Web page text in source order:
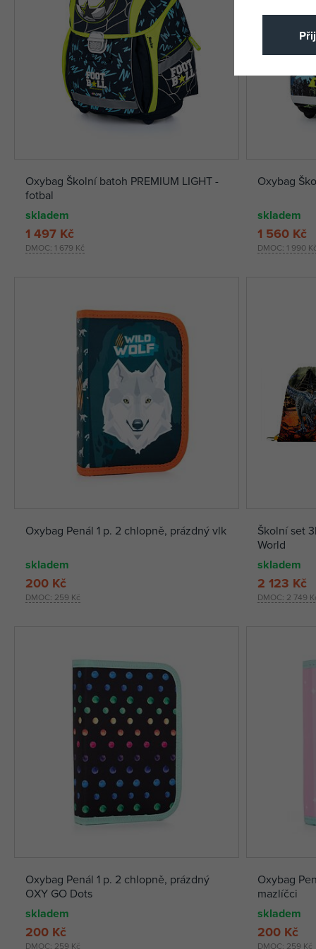
Oxybag Školní batoh PREMIUM LIGHT -
fotbal
skladem
DMOC: 1 679 Kč
1 497 Kč
Oxybag
skladem
DMOC: 1 990 Kč
1 560 Kč
Oxybag Penál 1 p. 2 chlopně, prázdný vlk
skladem
DMOC: 259 Kč
200 Kč
Školní set
World
skladem
DMOC: 2 749
2 123 Kč
Oxybag Penál 1 p. 2 chlopně, prázdný
OXY GO Dots
skladem
DMOC: 259 Kč
200 Kč
Oxybag
mazlíčci
skladem
DMOC: 259 Kč
200 Kč